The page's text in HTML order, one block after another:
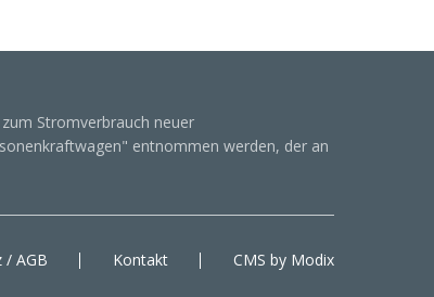
Stromverbrauch neuer
entnommen werden, der an
/ AGB Kontakt CMS by Modix